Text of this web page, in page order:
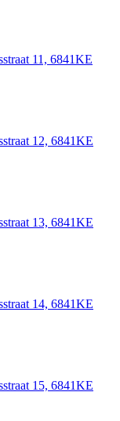
11, 6841KE
12, 6841KE
13, 6841KE
14, 6841KE
15, 6841KE